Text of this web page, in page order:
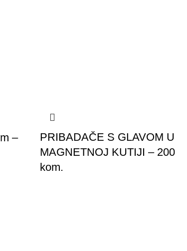
–
PRIBADAČE S GLAVOM U
MAGNETNOJ KUTIJI – 200
kom.